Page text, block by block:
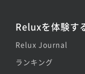
Reluxを体験す
Relux Journal
ランキング